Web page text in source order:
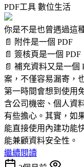
PDF工具 數位生活
你是不是也曾遇過這
📄 附件是一個 PDF
📄 簽核頁是一個 PDF
📄 補充資料又是一
案，不僅容易漏寄，
第一時間會想到使用
含公司機密、個人資
有些擔心。其實，如
能直接使用內建功能
能兼顧資料安全性。
繼續閱讀